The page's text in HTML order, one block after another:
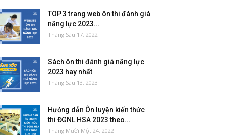
TOP 3 trang web ôn thi đánh giá
năng lực 2023...
Tháng Sáu 17, 2022
Sách ôn thi đánh giá năng lực
2023 hay nhất
Tháng Sáu 13, 2023
Hướng dẫn Ôn luyện kiến thức
thi ĐGNL HSA 2023 theo...
Tháng Mười Một 24, 2022